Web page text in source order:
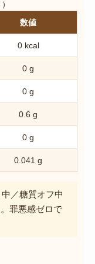
数値
0 kcal
0 g
0 g
0.6 g
0 g
0.041 g
／糖質オフ中
罪悪感ゼロで